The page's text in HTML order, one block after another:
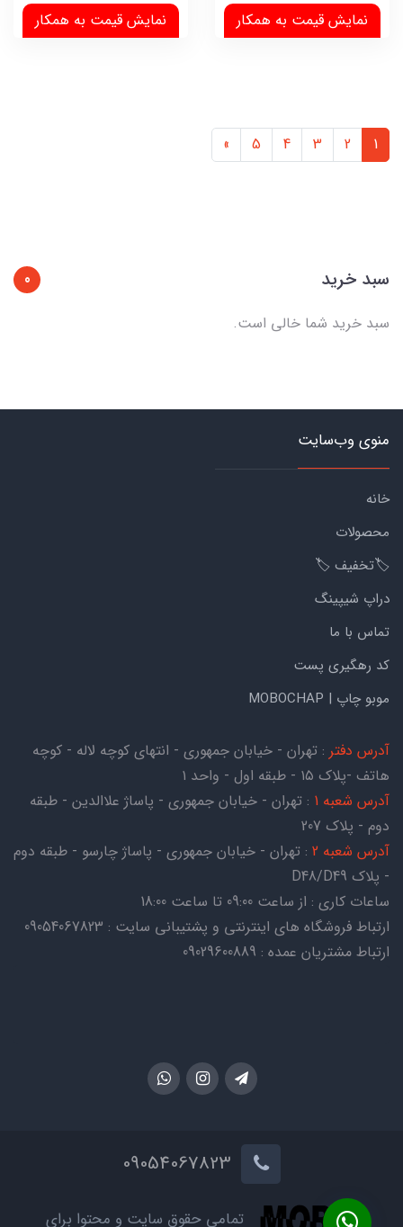
نمایش قیمت به همکار نمایش قیمت به همکار
1
2
3
4
5
»
سبد خرید
0
سبد خرید شما خالی است.
منوی وب‌سایت
خانه
محصولات
🏷️تخفیف 🏷️
دراپ شیپینگ
تماس با ما
کد رهگیری پست
موبو چاپ | MOBOCHAP
آدرس دفتر : تهران - خیابان جمهوری - انتهای کوچه لاله - کوچه
هاتف -پلاک ۱۵ - طبقه اول - واحد ۱
آدرس شعبه 1
: تهران - خیابان جمهوری - پاساژ علاالدین - طبقه
دوم - پلاک 207
آدرس شعبه 2
: تهران - خیابان جمهوری - پاساژ چارسو - طبقه دوم
- پلاک D48/D49
ساعات کاری : از ساعت 09:00 تا ساعت 18:00
ارتباط فروشگاه های اینترنتی و پشتیبانی سایت : 09054067823
ارتباط مشتریان عمده : 09029600889
تمامی حقوق سایت و محتوا برای